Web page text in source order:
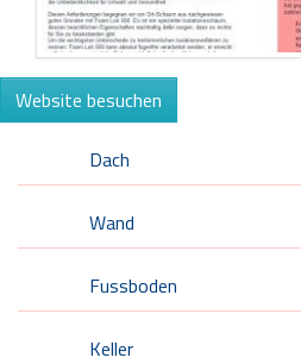
Website besuchen
Dach
Wand
Fussboden
Keller